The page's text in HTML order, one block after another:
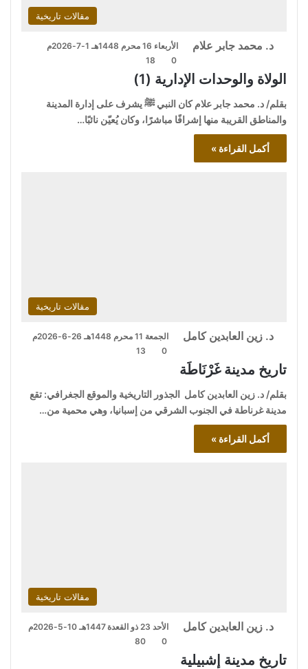
مقالات تاريخية
د. محمد جابر علام
الأربعاء 16 محرم 1448هـ 1-7-2026م
0
18
الولاة والوحدات الإدارية (1)
بقلم/ د. محمد جابر علام كان النبي ﷺ يشرف على إدارة المدينة
والمناطق القريبة منها إشرافًا مباشرًا، وكان يُعيّن نائبًا…
أكمل القراءة »
مقالات تاريخية
د. زين العابدين كامل
الجمعة 11 محرم 1448هـ 26-6-2026م
0
13
تاريخ مدينة غَرْنَاطَة
بقلم/ د. زين العابدين كامل الجذور التاريخية والموقع الجغرافي: تقع
مدينة غرناطة في الجنوب الشرقي من إسبانيا، وهي محمية من…
أكمل القراءة »
مقالات تاريخية
د. زين العابدين كامل
الأحد 23 ذو القعدة 1447هـ 10-5-2026م
0
80
تاريخ مدينة إشبيلية